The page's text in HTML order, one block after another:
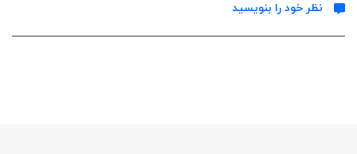
نظر خود را بنویسید